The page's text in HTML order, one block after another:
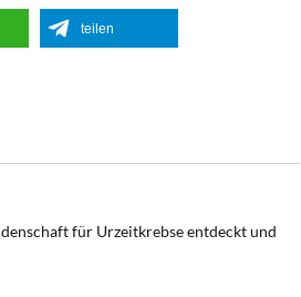
teilen
für Urzeitkrebse entdeckt und